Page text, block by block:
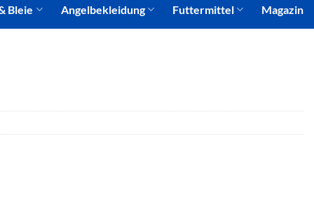
Bleie Angelbekleidung Futtermittel Magazin